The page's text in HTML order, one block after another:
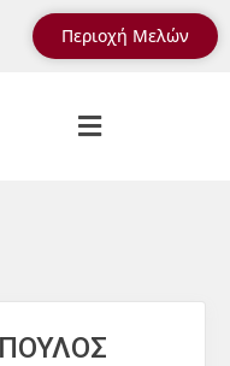
Περιοχή Μελών